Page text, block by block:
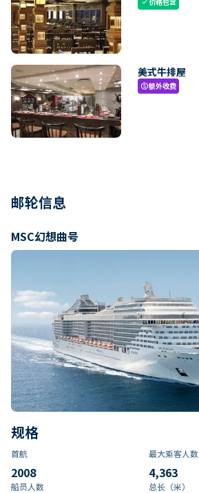
check
美式牛排屋
paid额外收费
邮轮信息
MSC幻想曲号
规格
首航
2008
最大乘客人数
4,363
船员人数 总长（米）